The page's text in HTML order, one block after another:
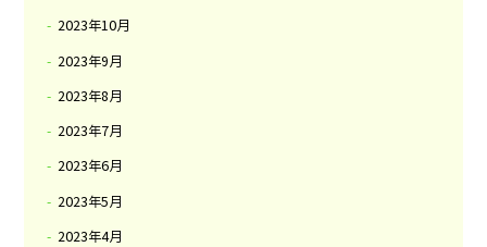
2023年10月
2023年9月
2023年8月
2023年7月
2023年6月
2023年5月
2023年4月